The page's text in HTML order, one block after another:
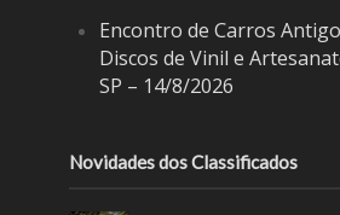
Encontro de Carros
Discos de Vinil e
SP – 14/8/2026
Novidades dos Classificados